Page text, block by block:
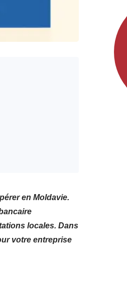
en Moldavie.
locales. Dans
votre entreprise